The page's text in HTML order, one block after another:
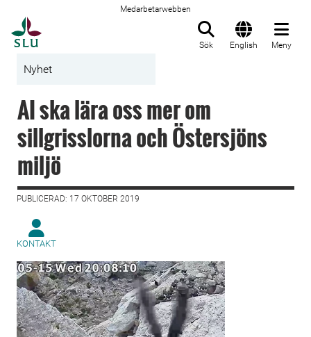
Medarbetarwebben
Sök English Meny
Nyhet
AI ska lära oss mer om
sillgrisslorna och Östersjöns
miljö
PUBLICERAD: 17 OKTOBER 2019
KONTAKT